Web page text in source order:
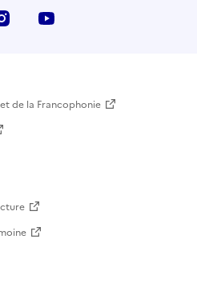
Instagram
de la Francophonie